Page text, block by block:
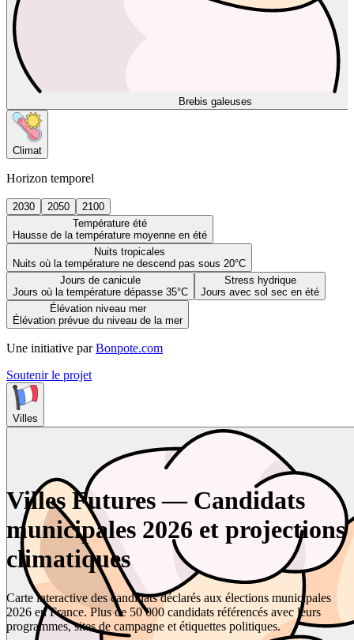
Brebis galeuses
Climat
Horizon temporel
2030 2050
2100
Température été
Hausse de la température moyenne en été
Nuits tropicales
Nuits où la température ne descend pas sous 20°C
Jours de canicule
Jours où la température dépasse 35°C
Stress hydrique
Jours avec sol sec en été
Élévation niveau mer
Élévation prévue du niveau de la mer
Une initiative par Bonpote.com
Soutenir le projet
Villes
Villes Futures — Candidats
municipales 2026 et projections
climatiques
Carte interactive des candidats déclarés aux élections municipales
2026 en France. Plus de 50 000 candidats référencés avec leurs
programmes, sites de campagne et étiquettes politiques.